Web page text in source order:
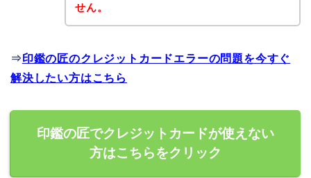
せん。
⇒印鑑の匠のクレジットカードエラーの問題を今すぐ
解決したい方はこちら
印鑑の匠でクレジットカードが使えない
方はこちらをクリック